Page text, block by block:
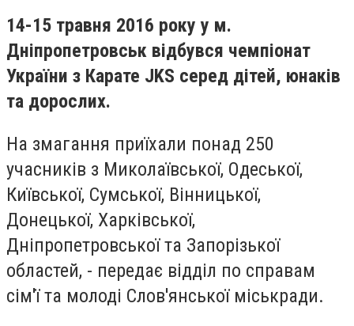
14-15 травня 2016 року у м.
Дніпропетровськ відбувся чемпіонат
України з Карате JKS серед дітей, юнаків
та дорослих.
На змагання приїхали понад 250
учасників з Миколаївської, Одеської,
Київської, Сумської, Вінницької,
Донецької, Харківської,
Дніпропетровської та Запорізької
областей, - передає відділ по справам
сім'ї та молоді Слов'янської міськради.